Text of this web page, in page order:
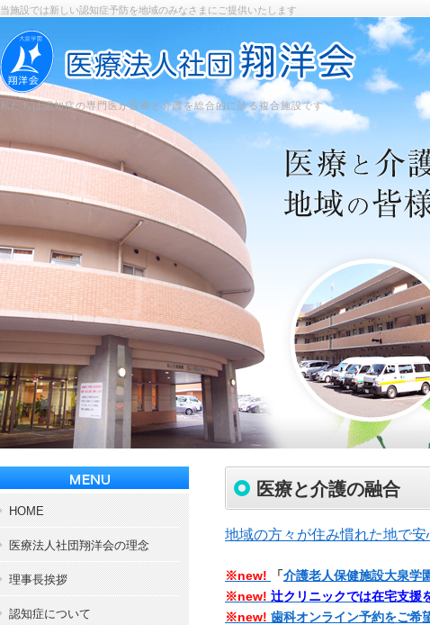
当施設では新しい認知症予防を地域のみなさまにご提供いたします
私たちは認知症の専門医が医療と介護を総合的に診る複合施設です
医療と介護の融合
地域の方々が住み慣れた地で
※new! 「介護老人保健施設大泉学
※new! 辻クリニックでは在宅支援
※new! 歯科オンライン予約をご希
HOME
医療法人社団翔洋会の理念
理事長挨拶
認知症について